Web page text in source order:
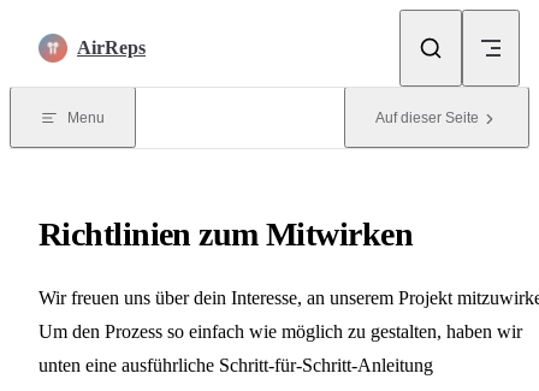
AirReps
Menu Auf dieser Seite
Richtlinien zum Mitwirken
Wir freuen uns über dein Interesse, an unserem Projekt
Um den Prozess so einfach wie möglich zu gestalten, haben wir
unten eine ausführliche Schritt-für-Schritt-Anleitung